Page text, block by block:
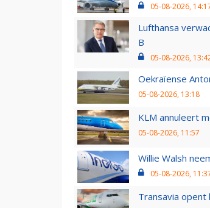
05-08-2026,
Lufthansa
B
05-08-2026,
Oekraïense
05-08-2026, 13:18
KLM annuleert
05-08-2026, 11:57
Willie Walsh
05-08-2026,
Transavia